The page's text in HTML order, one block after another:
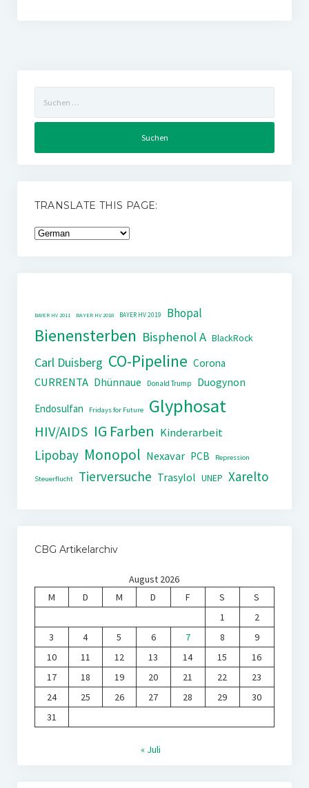
nach:
TRANSLATE THIS PAGE:
BAYER HV 2011 BAYER HV 2018 BAYER HV 2019 Bhopal
Bienensterben Bisphenol A BlackRock
Carl Duisberg CO-Pipeline Corona
CURRENTA Dhünnaue Donald Trump
Duogynon
Endosulfan
Fridays for Future Glyphosat
HIV/AIDS IG Farben Kinderarbeit
Lipobay Monopol Nexavar PCB Repression
Steuerflucht Tierversuche Trasylol UNEP Xarelto
CBG Artikelarchiv
August 2026
M
D M D F S
S
1
2
3
4 5 6 7 8
9
10
11 12 13 14 15
16
17
18 19 20 21 22
23
24
25 26 27 28 29
30
31
« Juli